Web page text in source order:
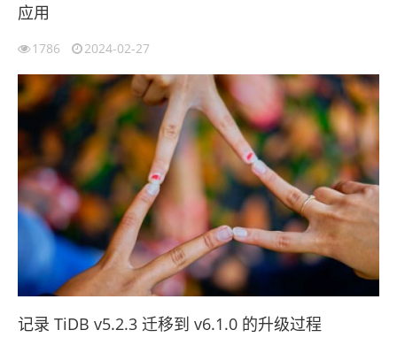
应用
1786 2024-02-27
记录 TiDB v5.2.3 迁移到 v6.1.0 的升级过程